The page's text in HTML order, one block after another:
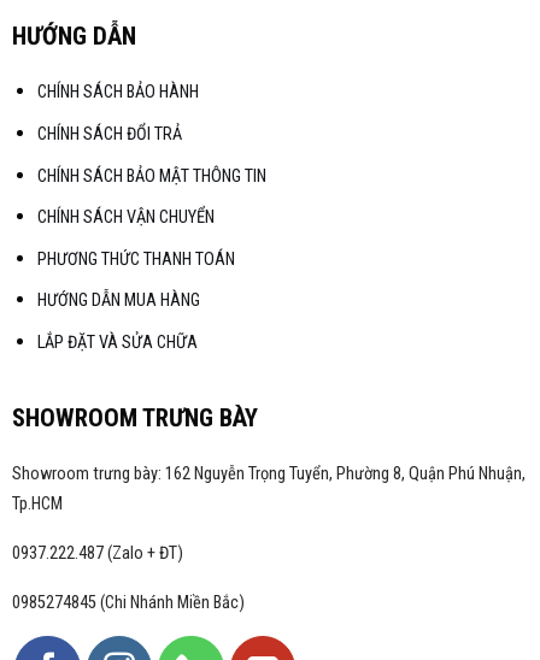
HƯỚNG DẪN
CHÍNH SÁCH BẢO HÀNH
CHÍNH SÁCH ĐỔI TRẢ
CHÍNH SÁCH BẢO MẬT THÔNG TIN
CHÍNH SÁCH VẬN CHUYỂN
PHƯƠNG THỨC THANH TOÁN
HƯỚNG DẪN MUA HÀNG
LẮP ĐẶT VÀ SỬA CHỮA
SHOWROOM TRƯNG BÀY
Showroom trưng bày: 162 Nguyễn Trọng Tuyển, Phường 8, Quận Phú Nhuận,
Tp.HCM
0937.222.487 (Zalo + ĐT)
0985274845 (Chi Nhánh Miền Bắc)